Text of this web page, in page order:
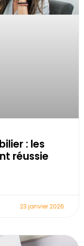
: les
réussie
23 janvier 2026